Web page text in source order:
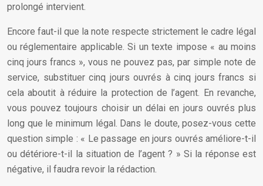
prolongé intervient.
Encore faut-il que la note respecte strictement le cadre légal
ou réglementaire applicable. Si un texte impose « au moins
cinq jours francs », vous ne pouvez pas, par simple note de
service, substituer cinq jours ouvrés à cinq jours francs si
cela aboutit à réduire la protection de l’agent. En revanche,
vous pouvez toujours choisir un délai en jours ouvrés plus
long que le minimum légal. Dans le doute, posez-vous cette
question simple : « Le passage en jours ouvrés améliore-t-il
ou détériore-t-il la situation de l’agent ? » Si la réponse est
négative, il faudra revoir la rédaction.